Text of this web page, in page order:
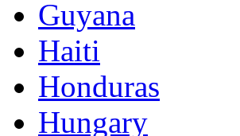
Guyana
Haiti
Honduras
Hungary